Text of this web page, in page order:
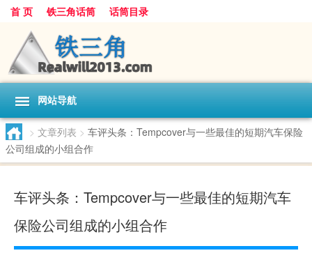
首 页 铁三角话筒 话筒目录
网站导航
> 文章列表 > 车评头条：Tempcover与一些最佳的短期汽车保险
公司组成的小组合作
车评头条：Tempcover与一些最佳的短期汽车
保险公司组成的小组合作